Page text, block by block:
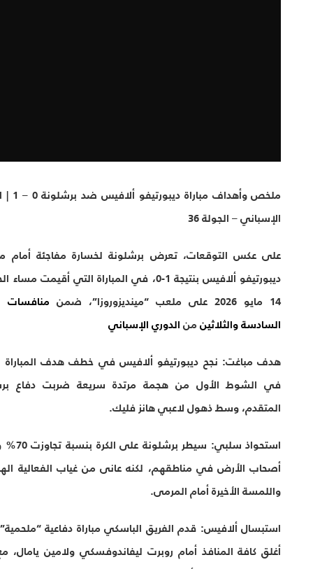
ملخص وأهداف مباراة ديبورتيفو ألافيس ضد برشلونة 0 – 1 | الدوري
الجولة 36
التوقعات، تعرضبرشلونةلخسارة مفاجئة أمام مضيفه
ألافيسبنتيجة ، في المباراة التي أقيمت مساء الخميس
منافسات الجولة
منالدوري الإسباني
نجح ديبورتيفو ألافيس في خطف هدف المباراة الوحيد
الأول من هجمة مرتدة سريعة ضربت دفاع برشلونة
وسط ذهول لاعبي هانز فليك.
سيطر برشلونة على الكرة بنسبة تجاوزت 70% وحاصر
في مناطقهم، لكنه عانى من غياب الفعالية الهجومية
أمام المرمى.
ألافيس:قدم الفريق الباسكي مباراة دفاعية “ملحمية”، حيث
المنافذ أمام روبرت ليفاندوفسكي ولامين يامال، مع تألق